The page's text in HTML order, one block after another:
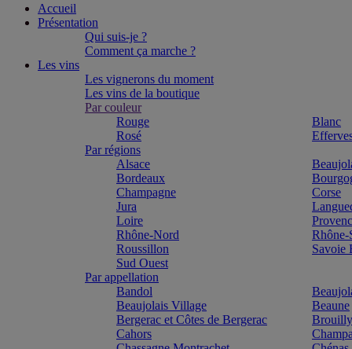
Accueil
Présentation
Qui suis-je ?
Comment ça marche ?
Les vins
Les vignerons du moment
Les vins de la boutique
Par couleur
Rouge
Blanc
Rosé
Par régions
Alsace
Bordeaux
Champagne
Corse
Jura
Loire
Rhône-Nord
Rhône-
Roussillon
Savoie
Sud Ouest
Par appellation
Bandol
Beaujolais Village
Beaune
Bergerac et Côtes de Bergerac
Brouilly
Cahors